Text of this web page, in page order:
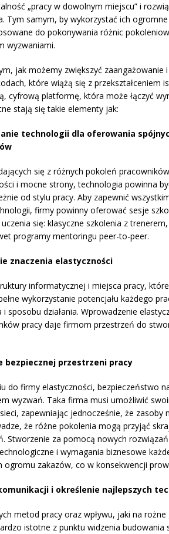
„pracy w dowolnym miejscu” i
Tym samym, by wykorzystać ich
do pokonywania różnic
wyzwaniami.
jak możemy zwiększyć
które wiążą się z przekształceniem
cyfrową platformę, która może łączyć
stają się takie elementy jak:
technologii dla oferowania
się z różnych pokoleń
i mocne strony, technologia powinna
od stylu pracy. Aby zapewnić
firmy powinny oferować sesje
się: klasyczne szkolenia z
programy mentoringu peer-to-peer.
znaczenia elastyczności
informatycznej i miejsca pracy,
wykorzystanie potencjału każdego
i sposobu działania. Wprowadzenie
pracy daje firmom przestrzeń do
bezpiecznej przestrzeni pracy
do firmy elastyczności, bezpieczeństwo
wyzwań. Taka firma musi umożliwić
zapewniając jednocześnie, że zasoby
że różne pokolenia mogą przyjąć
Stworzenie za pomocą nowych
i wymagania biznesowe
ogromu zakazów, co w konsekwencji
i określenie najlepszych
metod pracy oraz wpływu, jaki na
istotne z punktu widzenia